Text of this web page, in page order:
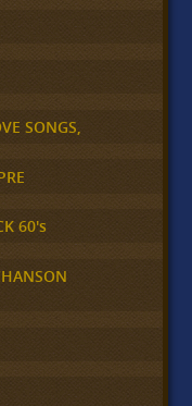
SONGS,
60's